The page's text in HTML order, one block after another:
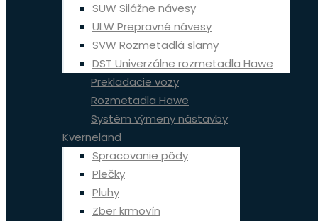
SUW Silážne návesy
ULW Prepravné návesy
SVW Rozmetadlá slamy
DST Univerzálne rozmetadla Hawe
Prekladacie vozy
Rozmetadla Hawe
Systém výmeny nástavby
Kverneland
Spracovanie pôdy
Plečky
Pluhy
Zber krmovín